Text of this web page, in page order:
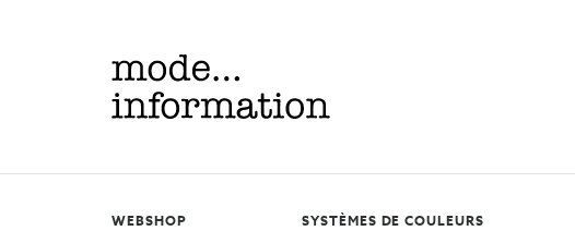
Mode
information
WEBSHOP SYSTÈMES DE COULEURS